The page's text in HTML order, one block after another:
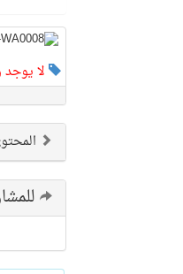
لا